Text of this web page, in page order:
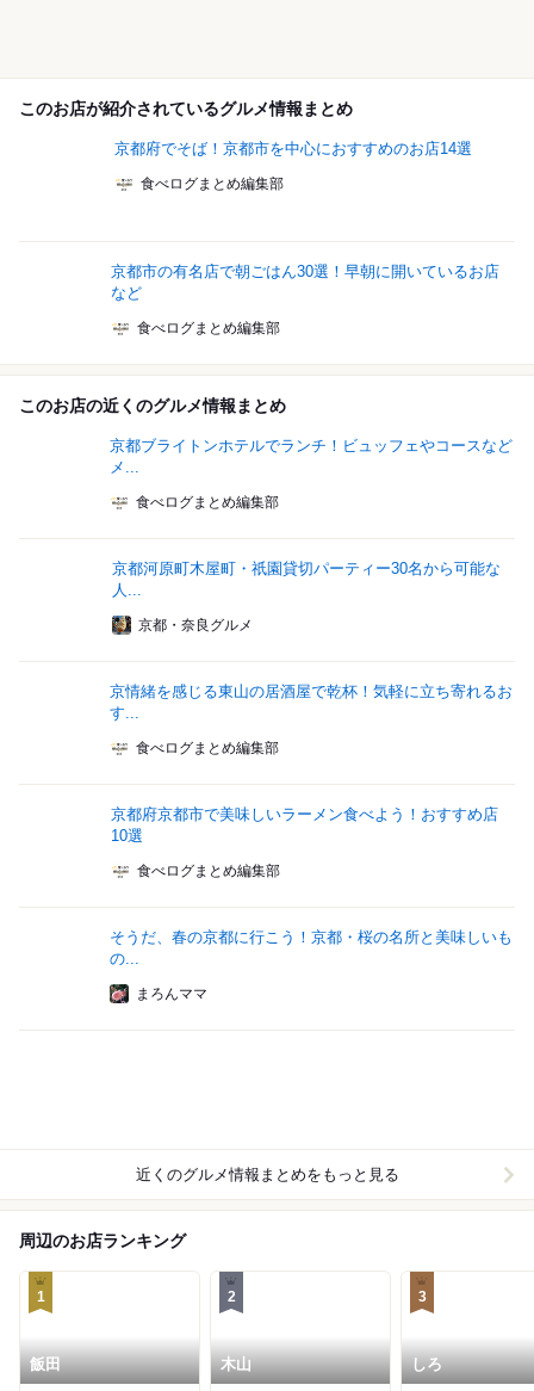
このお店が紹介されているグルメ情報まとめ
京都府でそば！京都市を中心におすすめのお店14選
食べログまとめ編集部
京都市の有名店で朝ごはん30選！早朝に開いているお店
など
食べログまとめ編集部
このお店の近くのグルメ情報まとめ
京都ブライトンホテルでランチ！ビュッフェやコースなど
メ...
食べログまとめ編集部
京都河原町木屋町・祇園貸切パーティー30名から可能な
人...
京都・奈良グルメ
京情緒を感じる東山の居酒屋で乾杯！気軽に立ち寄れるお
す...
食べログまとめ編集部
京都府京都市で美味しいラーメン食べよう！おすすめ店
10選
食べログまとめ編集部
そうだ、春の京都に行こう！京都・桜の名所と美味しいも
の...
まろんママ
近くのグルメ情報まとめをもっと見る
周辺のお店ランキング
1
飯田
2
木山
3
しろ